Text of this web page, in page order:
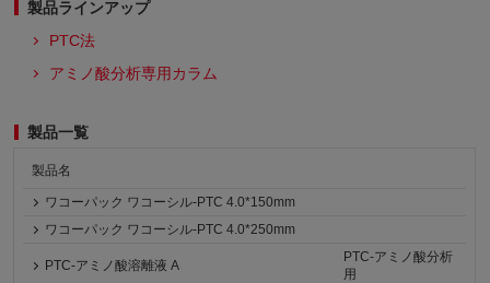
製品ラインアップ
PTC法
アミノ酸分析専用カラム
製品一覧
製品名
ワコーパック ワコーシル-PTC 4.0*150mm
ワコーパック ワコーシル-PTC 4.0*250mm
PTC-アミノ酸溶離液 A
PTC-アミノ酸分析
用